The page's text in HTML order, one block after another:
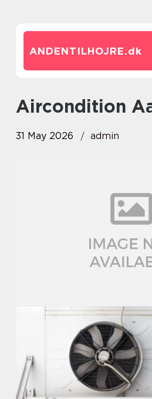
ANDENTILHOJRE.dk
Aircondition
31 May 2026 admin